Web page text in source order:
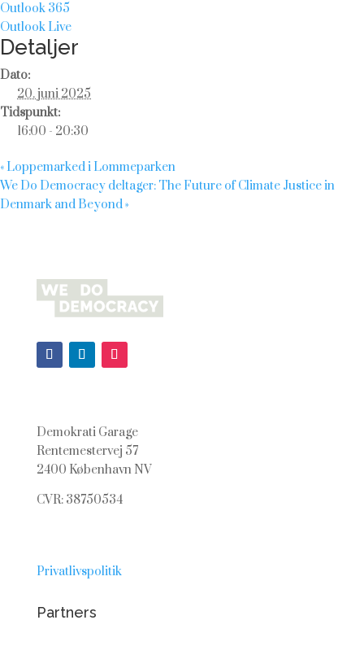
Outlook 365
Outlook Live
Detaljer
Dato:
20. juni 2025
Tidspunkt:
16:00 - 20:30
« Loppemarked i Lommeparken
We Do Democracy deltager: The Future of Climate Justice in
Denmark and Beyond»
Demokrati Garage
Rentemestervej 57
2400 København NV
CVR: 38750534
Privatlivspolitik
Partners